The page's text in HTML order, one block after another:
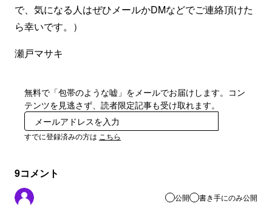
で、気になる人はぜひメールかDMなどでご連絡頂けた
ら幸いです。）
瀬戸マサキ
無料で「包帯のような嘘」をメールでお届けします。コン
テンツを見逃さず、読者限定記事も受け取れます。
すでに登録済みの方は こちら
9コメント
公開 書き手にのみ公開